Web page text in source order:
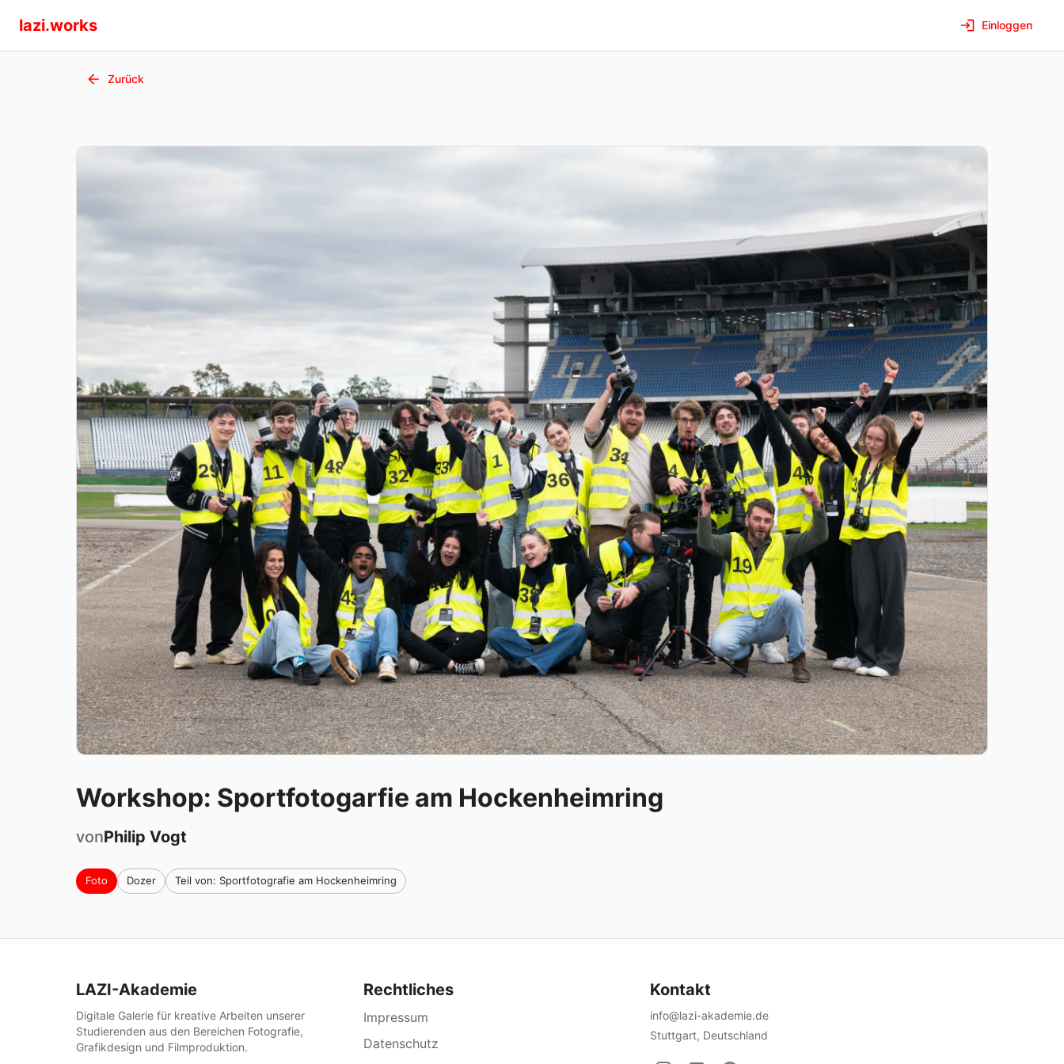
lazi.works Einloggen
Zurück
Workshop: Sportfotogarfie am Hockenheimring
vonPhilip Vogt
Foto Dozer Teil von: Sportfotografie am Hockenheimring
LAZI-Akademie
Digitale Galerie für kreative Arbeiten unserer
Studierenden aus den Bereichen Fotografie,
Grafikdesign und Filmproduktion.
Rechtliches
Impressum
Datenschutz
Kontakt
info@lazi-akademie.de
Stuttgart, Deutschland